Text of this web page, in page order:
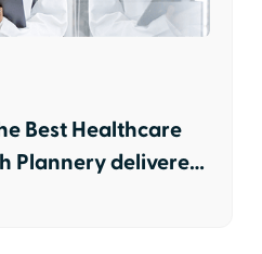
Best Healthcare
Plannery delivered